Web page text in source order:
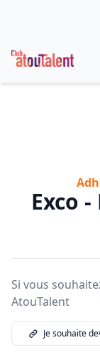
Exco
Si vous
AtouTalent
Je souhaite